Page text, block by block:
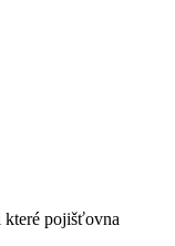
které pojišťovna